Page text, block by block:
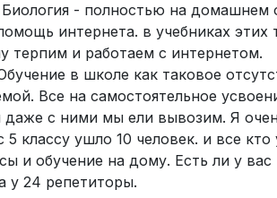
- полностью на домашнем
интернета. в учебниках этих
терпим и работаем с интернетом.
в школе как таковое
Все на самостоятельное
даже с ними мы ели вывозим. Я
классу ушло 10 человек. и все кто
и обучение на дому. Есть ли у вас
у 24 репетиторы.